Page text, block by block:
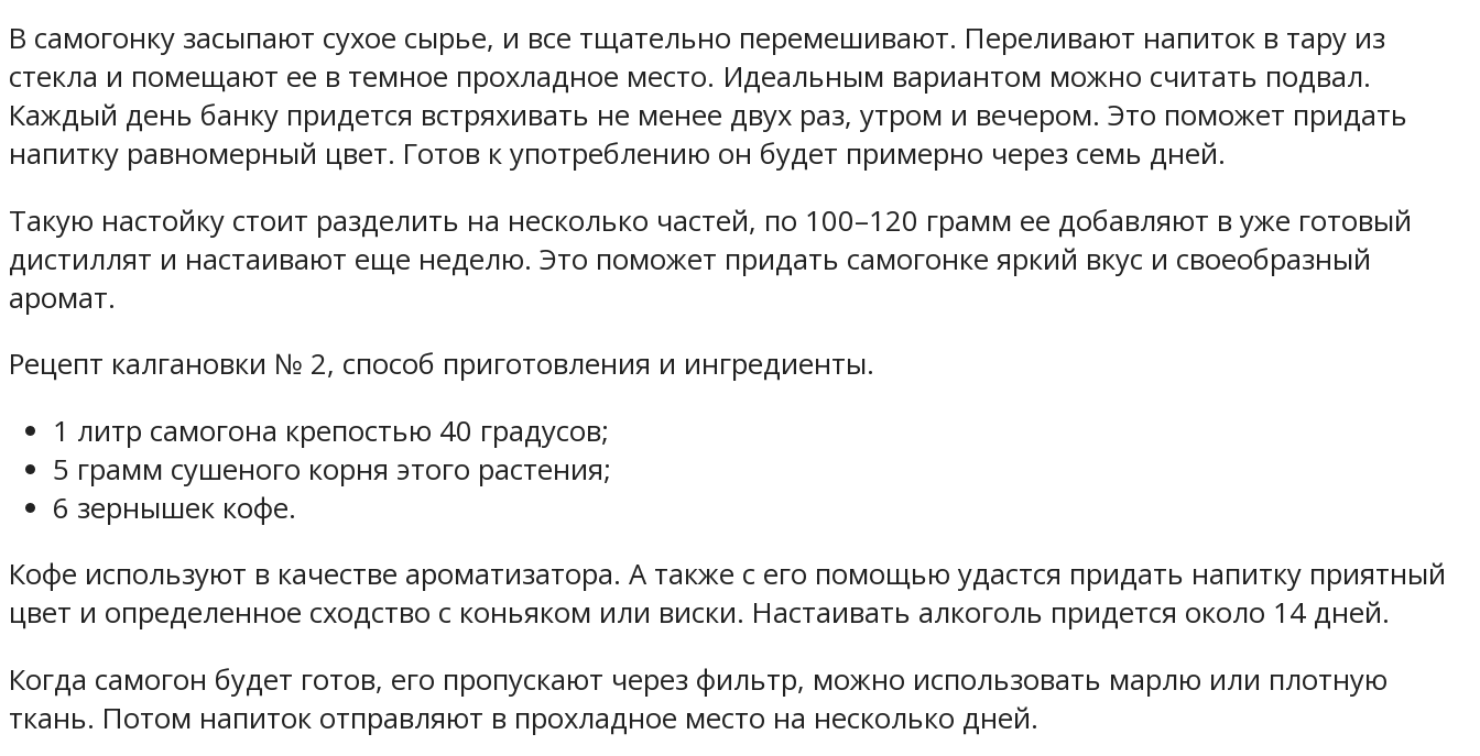
В самогонку засыпают сухое сырье, и все тщательно перемешивают. Переливают напиток в тару из
стекла и помещают ее в темное прохладное место. Идеальным вариантом можно считать подвал.
Каждый день банку придется встряхивать не менее двух раз, утром и вечером. Это поможет придать
напитку равномерный цвет. Готов к употреблению он будет примерно через семь дней.
Такую настойку стоит разделить на несколько частей, по 100–120 грамм ее добавляют в уже готовый
дистиллят и настаивают еще неделю. Это поможет придать самогонке яркий вкус и своеобразный
аромат.
Рецепт калгановки № 2, способ приготовления и ингредиенты.
1 литр самогона крепостью 40 градусов;
5 грамм сушеного корня этого растения;
6 зернышек кофе.
Кофе используют в качестве ароматизатора. А также с его помощью удастся придать напитку приятный
цвет и определенное сходство с коньяком или виски. Настаивать алкоголь придется около 14 дней.
Когда самогон будет готов, его пропускают через фильтр, можно использовать марлю или плотную
ткань. Потом напиток отправляют в прохладное место на несколько дней.